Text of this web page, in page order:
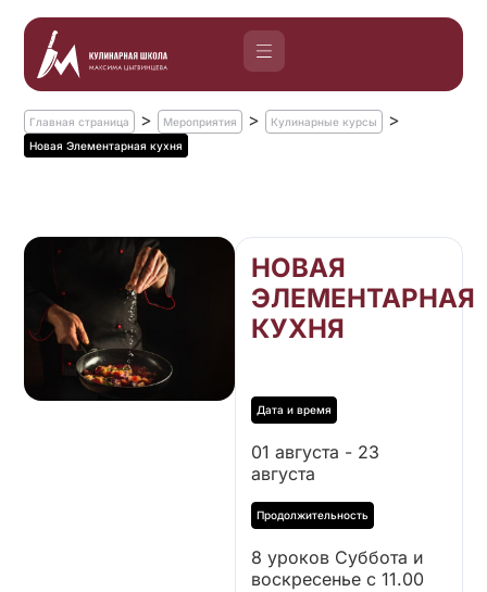
Главная страница > Мероприятия > Кулинарные курсы >
Новая Элементарная кухня
НОВАЯ
ЭЛЕМЕНТАРНАЯ
КУХНЯ
01 августа - 23
августа
8 уроков Суббота и
воскресенье с 11.00